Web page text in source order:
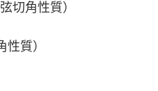
切角性質）
性質）